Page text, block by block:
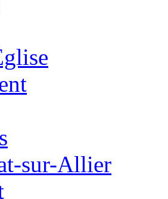
sur-Allier